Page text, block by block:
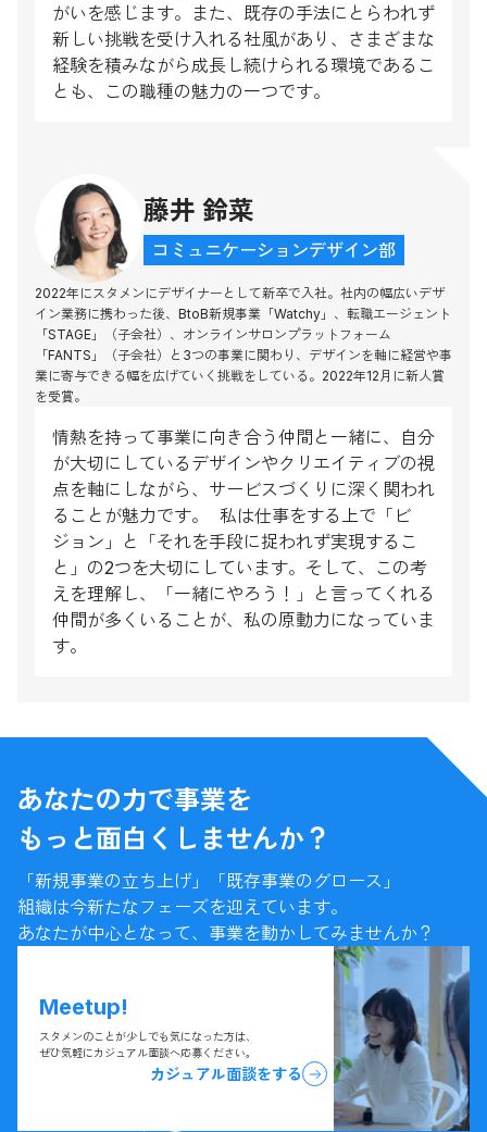
がいを感じます。また、既存の手法にとらわれず
新しい挑戦を受け入れる社風があり、さまざまな
経験を積みながら成長し続けられる環境であるこ
とも、この職種の魅力の一つです。
藤井 鈴菜
コミュニケーションデザイン部
2022年にスタメンにデザイナーとして新卒で入社。社内の幅広いデザ
イン業務に携わった後、BtoB新規事業「Watchy」、転職エージェント
「STAGE」（子会社）、オンラインサロンプラットフォーム
「FANTS」（子会社）と3つの事業に関わり、デザインを軸に経営や事
業に寄与できる幅を広げていく挑戦をしている。2022年12月に新人賞
を受賞。
情熱を持って事業に向き合う仲間と一緒に、自分
が大切にしているデザインやクリエイティブの視
点を軸にしながら、サービスづくりに深く関われ
ることが魅力です。 私は仕事をする上で「ビ
ジョン」と「それを手段に捉われず実現するこ
と」の2つを大切にしています。そして、この考
えを理解し、「一緒にやろう！」と言ってくれる
仲間が多くいることが、私の原動力になっていま
す。
あなたの力で事業を
もっと面白くしませんか？
「新規事業の立ち上げ」「既存事業のグロース」
組織は今新たなフェーズを迎えています。
あなたが中心となって、事業を動かしてみませんか？
Meetup!
スタメンのことが少しでも気になった方は、
ぜひ気軽にカジュアル面談へ応募ください。
カジュアル面談をする